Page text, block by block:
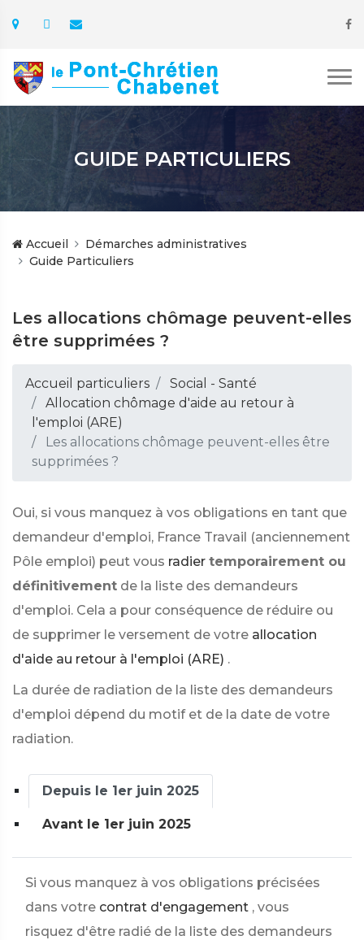
GUIDE PARTICULIERS
Accueil
Démarches administratives
Guide Particuliers
Les allocations chômage peuvent-elles
être supprimées ?
Accueil particuliers
Social - Santé
Allocation chômage d'aide au retour à
l'emploi (ARE)
Les allocations chômage peuvent-elles être
supprimées ?
Oui, si vous manquez à vos obligations en tant que
demandeur d'emploi, France Travail (anciennement
Pôle emploi) peut vous radier temporairement ou
définitivement de la liste des demandeurs
d'emploi. Cela a pour conséquence de réduire ou
de supprimer le versement de votre allocation
d'aide au retour à l'emploi (ARE) .
La durée de radiation de la liste des demandeurs
d'emploi dépend du motif et de la date de votre
radiation.
Depuis le 1er juin 2025
Avant le 1er juin 2025
Si vous manquez à vos obligations précisées
dans votre contrat d'engagement , vous
risquez d'être radié de la liste des demandeurs